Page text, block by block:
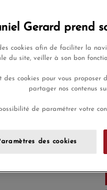
Gerard prend
cookies afin de faciliter la
du site, veiller à son bon
des cookies pour vous proposer
partager nos contenus
de paramétrer votre
des cookies